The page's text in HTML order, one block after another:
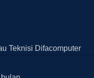
Teknisi Difacomputer